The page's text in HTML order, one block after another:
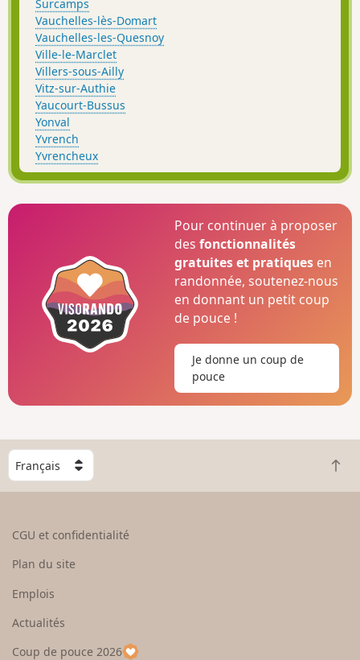
Surcamps
Vauchelles-lès-Domart
Vauchelles-les-Quesnoy
Ville-le-Marclet
Villers-sous-Ailly
Vitz-sur-Authie
Yaucourt-Bussus
Yonval
Yvrench
Yvrencheux
Pour continuer à proposer
desfonctionnalités
gratuites et pratiques en
randonnée, soutenez-nous
en donnant un petit coup
de pouce !
Je donne un coup de
pouce
C
h
o
e
u
R
e
CGU et confidentialité
Plan du site
Emplois
Actualités
Coup de pouce 2026